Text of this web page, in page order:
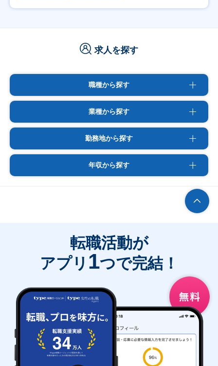
求人を探す
職種から探す
業種から探す
勤務地から探す
年収から探す
転職活動が
アプリ 1つで完結！